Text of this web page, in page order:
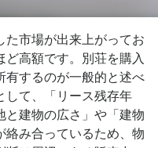
た市場が出来上がってお
ど高額です。別荘を購入
有するのが一般的と述べ
して、「リース残存年
と建物の広さ」や「建物
絡み合っているため、物